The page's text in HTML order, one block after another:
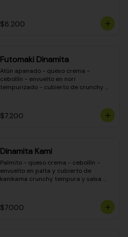
$8.200
Futomaki Dinamita
Atún apanado - queso crema -
cebollín - envuelto en nori
tempurizado - cubierto de crunchy
$7.200
Dinamita Kami
Palmito - queso crema - cebollín -
envuelto en palta y cubierto de
kanikama crunchy tempura y salsa
$7.000